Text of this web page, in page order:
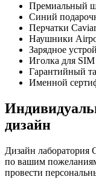
Премиальный
Синий
Перчатки Caviar
Наушники
Зарядное
Иголка для
Гарантийный
Именной
дизайн
Дизайн лаборатория
по вашим
провести